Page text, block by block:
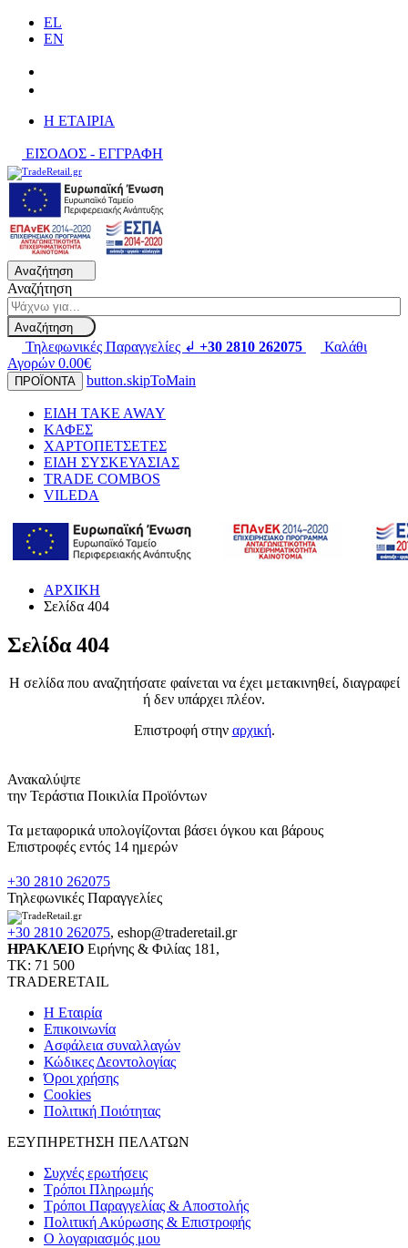
EL
EN
H ΕΤΑΙΡΙΑ
ΕΙΣΟΔΟΣ - ΕΓΓΡΑΦΗ
Αναζήτηση
Αναζήτηση
Αναζήτηση
Τηλεφωνικές Παραγγελίες ↲ +30 2810 262075
Καλάθι
Αγορών 0.00€
ΠΡΟΪΟΝΤΑ button.skipToMain
ΕΙΔΗ TAKE AWAY
ΚΑΦΕΣ
ΧΑΡΤΟΠΕΤΣΕΤΕΣ
ΕΙΔΗ ΣΥΣΚΕΥΑΣΙΑΣ
TRADE COMBOS
VILEDA
ΑΡΧΙΚΗ
Σελίδα 404
Σελίδα 404
Η σελίδα που αναζητήσατε φαίνεται να έχει μετακινηθεί, διαγραφεί
ή δεν υπάρχει πλέον.
Επιστροφή στην αρχική.
Ανακαλύψτε
την Τεράστια Ποικιλία Προϊόντων
Τα μεταφορικά υπολογίζονται βάσει όγκου και βάρους
Επιστροφές εντός 14 ημερών
+30 2810 262075
Τηλεφωνικές Παραγγελίες
+30 2810 262075, eshop@traderetail.gr
ΗΡΑΚΛΕΙΟ Ειρήνης & Φιλίας 181,
ΤΚ: 71 500
TRADERETAIL
H Εταιρία
Eπικοινωνία
Ασφάλεια συναλλαγών
Κώδικες Δεοντολογίας
Όροι χρήσης
Cookies
Πολιτική Ποιότητας
ΕΞΥΠΗΡΕΤΗΣΗ ΠΕΛΑΤΩΝ
Συχνές ερωτήσεις
Τρόποι Πληρωμής
Τρόποι Παραγγελίας & Αποστολής
Πολιτική Ακύρωσης & Επιστροφής
Ο λογαριασμός μου